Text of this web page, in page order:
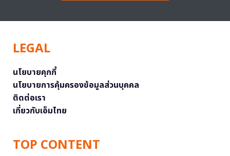
LEGAL
นโยบายคุกกี้
นโยบายการคุ้มครองข้อมูลส่วนบุคคล
ติดต่อเรา
เกี่ยวกับเอ็มไทย
TOP CONTENT